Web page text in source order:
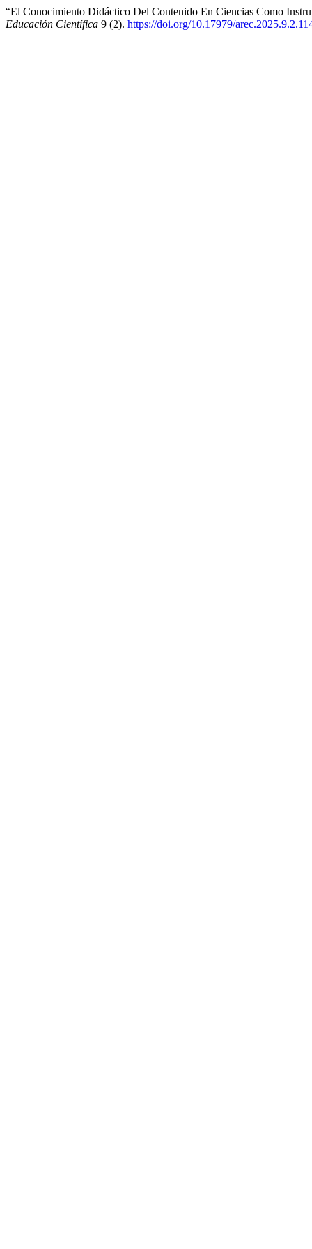
“El Conocimiento Didáctico Del Contenido En Ciencias Como
Educación Científica 9 (2). https://doi.org/10.17979/